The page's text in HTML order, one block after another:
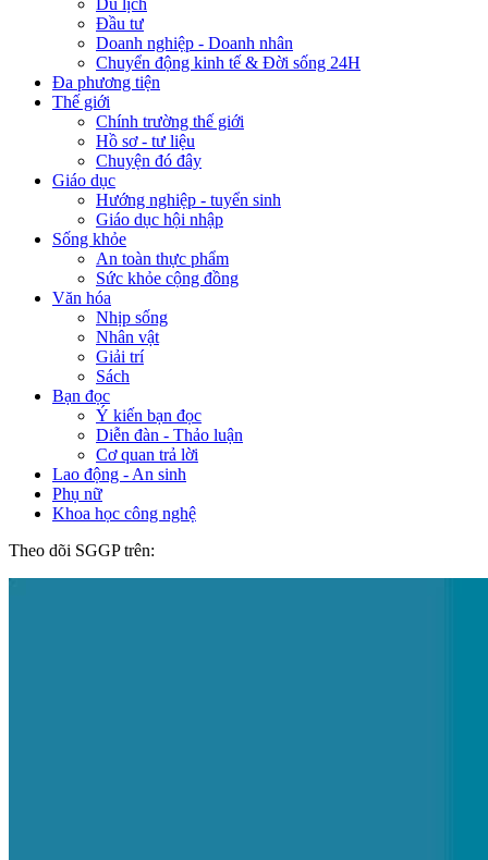
Du lịch
Đầu tư
Doanh nghiệp - Doanh nhân
Chuyển động kinh tế & Đời sống 24H
Đa phương tiện
Thế giới
Chính trường thế giới
Hồ sơ - tư liệu
Chuyện đó đây
Giáo dục
Hướng nghiệp - tuyển sinh
Giáo dục hội nhập
Sống khỏe
An toàn thực phẩm
Sức khỏe cộng đồng
Văn hóa
Nhịp sống
Nhân vật
Giải trí
Sách
Bạn đọc
Ý kiến bạn đọc
Diễn đàn - Thảo luận
Cơ quan trả lời
Lao động - An sinh
Phụ nữ
Khoa học công nghệ
Theo dõi SGGP trên: